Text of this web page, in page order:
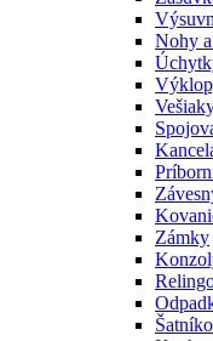
Nohy
Zámky